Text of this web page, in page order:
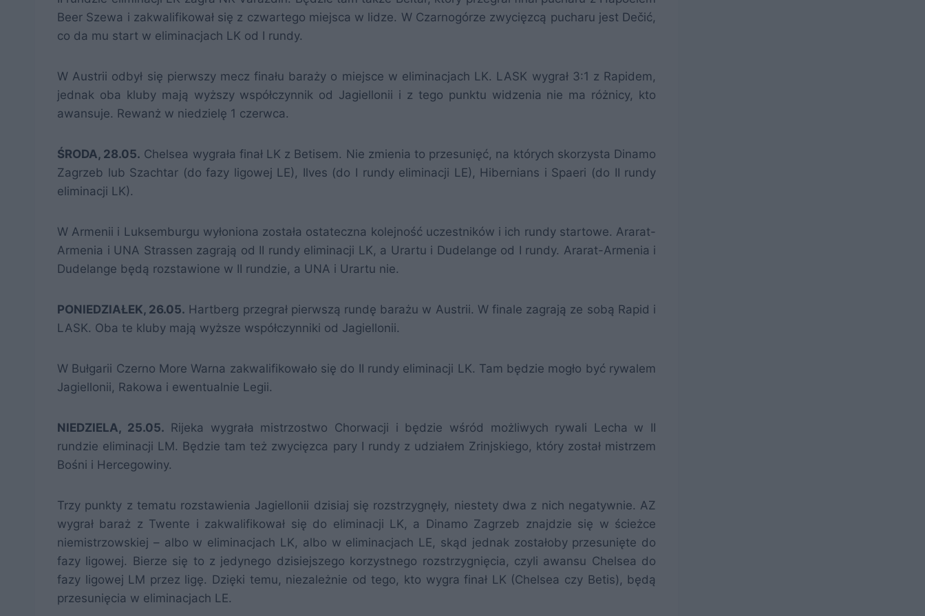
Beer Szewa i zakwalifikował się z czwartego miejsca w lidze. W Czarnogórze zwycięzcą pucharu jest Dečić,
co da mu start w eliminacjach LK od I rundy.
W Austrii odbył się pierwszy mecz finału baraży o miejsce w eliminacjach LK. LASK wygrał 3:1 z Rapidem,
jednak oba kluby mają wyższy współczynnik od Jagiellonii i z tego punktu widzenia nie ma różnicy, kto
awansuje. Rewanż w niedzielę 1 czerwca.
ŚRODA, 28.05. Chelsea wygrała finał LK z Betisem. Nie zmienia to przesunięć, na których skorzysta Dinamo
Zagrzeb lub Szachtar (do fazy ligowej LE), Ilves (do I rundy eliminacji LE), Hibernians i Spaeri (do II rundy
eliminacji LK).
W Armenii i Luksemburgu wyłoniona została ostateczna kolejność uczestników i ich rundy startowe. Ararat-
Armenia i UNA Strassen zagrają od II rundy eliminacji LK, a Urartu i Dudelange od I rundy. Ararat-Armenia i
Dudelange będą rozstawione w II rundzie, a UNA i Urartu nie.
PONIEDZIAŁEK, 26.05. Hartberg przegrał pierwszą rundę barażu w Austrii. W finale zagrają ze sobą Rapid i
LASK. Oba te kluby mają wyższe współczynniki od Jagiellonii.
W Bułgarii Czerno More Warna zakwalifikowało się do II rundy eliminacji LK. Tam będzie mogło być rywalem
Jagiellonii, Rakowa i ewentualnie Legii.
NIEDZIELA, 25.05. Rijeka wygrała mistrzostwo Chorwacji i będzie wśród możliwych rywali Lecha w II
rundzie eliminacji LM. Będzie tam też zwycięzca pary I rundy z udziałem Zrinjskiego, który został mistrzem
Bośni i Hercegowiny.
Trzy punkty z tematu rozstawienia Jagiellonii dzisiaj się rozstrzygnęły, niestety dwa z nich negatywnie. AZ
wygrał baraż z Twente i zakwalifikował się do eliminacji LK, a Dinamo Zagrzeb znajdzie się w ścieżce
niemistrzowskiej – albo w eliminacjach LK, albo w eliminacjach LE, skąd jednak zostałoby przesunięte do
fazy ligowej. Bierze się to z jedynego dzisiejszego korzystnego rozstrzygnięcia, czyli awansu Chelsea do
fazy ligowej LM przez ligę. Dzięki temu, niezależnie od tego, kto wygra finał LK (Chelsea czy Betis), będą
przesunięcia w eliminacjach LE.